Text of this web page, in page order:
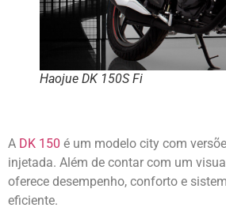
Haojue DK 150S Fi
A DK 150 é um modelo city com
injetada. Além de contar com um
oferece desempenho, conforto e
eficiente.